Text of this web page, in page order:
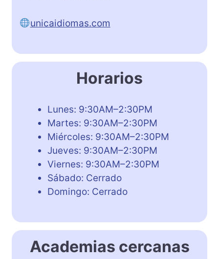
unicaidiomas.com
Horarios
Lunes: 9:30AM–2:30PM
Martes: 9:30AM–2:30PM
Miércoles: 9:30AM–2:30PM
Jueves: 9:30AM–2:30PM
Viernes: 9:30AM–2:30PM
Sábado: Cerrado
Domingo: Cerrado
Academias cercanas